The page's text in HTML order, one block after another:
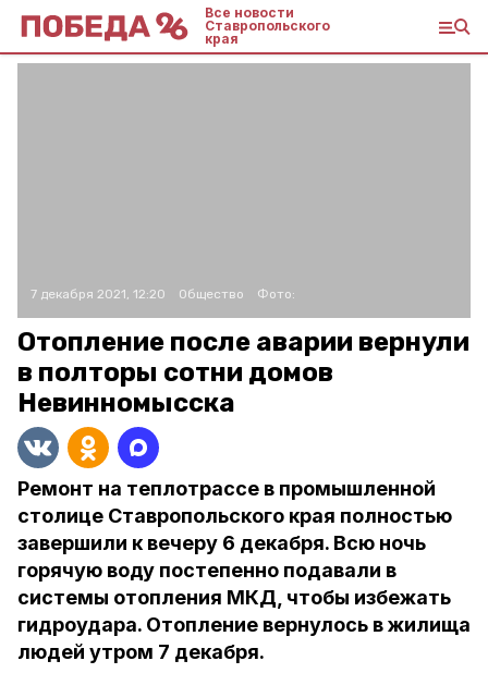
Все новости
Ставропольского
края
7 декабря 2021, 12:20 Общество Фото:
Отопление после аварии вернули
в полторы сотни домов
Невинномысска
Ремонт на теплотрассе в промышленной
столице Ставропольского края полностью
завершили к вечеру 6 декабря. Всю ночь
горячую воду постепенно подавали в
системы отопления МКД, чтобы избежать
гидроудара. Отопление вернулось в жилища
людей утром 7 декабря.